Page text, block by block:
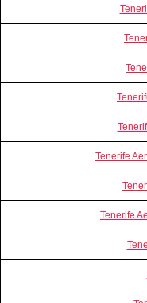
Tenerife
Tenerife